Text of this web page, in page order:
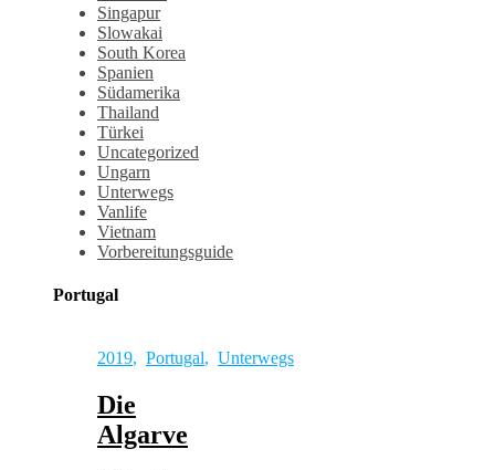
Singapur
Slowakai
South Korea
Spanien
Südamerika
Thailand
Türkei
Uncategorized
Ungarn
Unterwegs
Vanlife
Vietnam
Vorbereitungsguide
Portugal
2019, Portugal, Unterwegs
Die
Algarve